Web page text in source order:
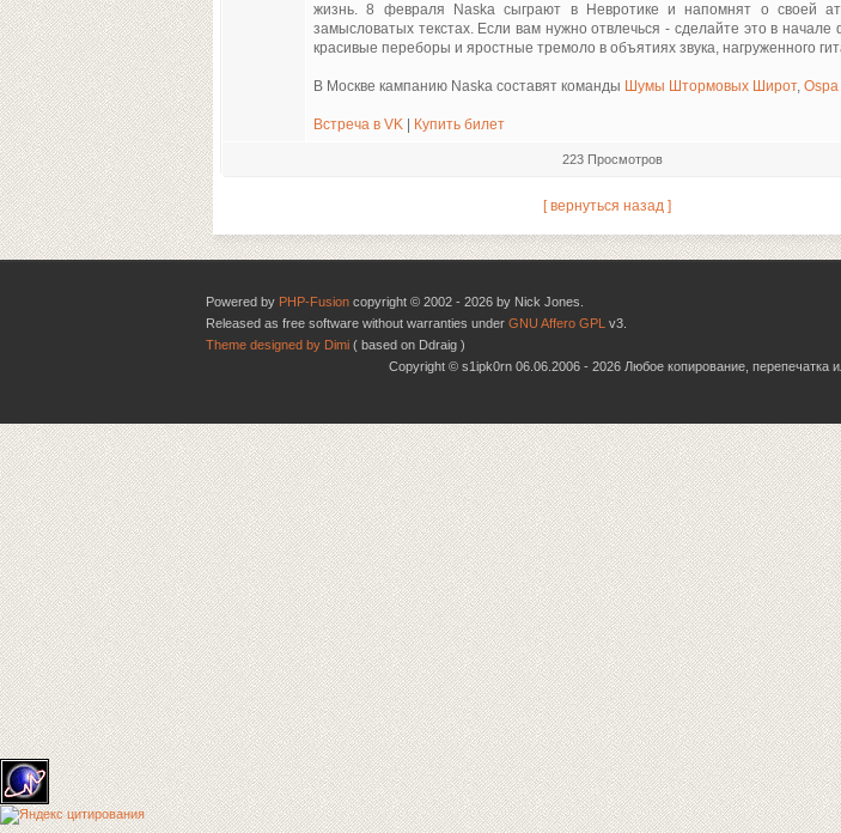
жизнь. 8 февраля Naska сыграют в Невротике и напомнят о своей
замысловатых текстах. Если вам нужно отвлечься - сделайте это в
красивые переборы и яростные тремоло в объятиях звука, нагруженного
В Москве кампанию Naska составят команды Шумы Штормовых Широт, Ospa
Встреча в VK Купить билет
223 Просмотров
[ вернуться назад ]
Powered by PHP-Fusion copyright © 2002 - 2026 by Nick Jones.
Released as free software without warranties under GNU Affero GPL v3.
Theme designed by Dimi ( based on Ddraig )
Copyright © s1ipk0rn 06.06.2006 - 2026 Любое копирование, перепечатка